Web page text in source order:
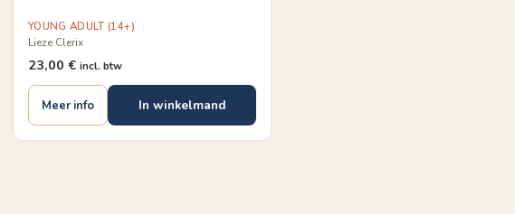
YOUNG ADULT (14+)
Lieze Clerix
23,00 € incl. btw
Meer info In winkelmand